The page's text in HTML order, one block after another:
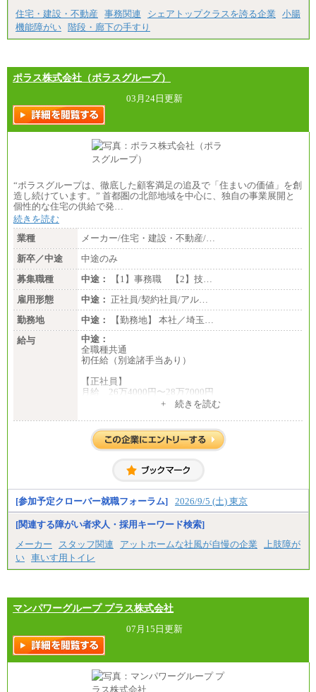
住宅・建設・不動産
事務関連 シェアトップクラスを誇る企業
小腸
機能障がい 階段・廊下の手すり
ポラス株式会社（ポラスグループ）
03月24日更新
“ポラスグループは、徹底した顧客満足の追及で「住まいの価値」を創
造し続けています。” 首都圏の北部地域を中心に、独自の事業展開と
個性的な住宅の供給で発…
続きを読む
業種
メーカー/住宅・建設・不動産/…
新卒／中途
中途のみ
募集職種
中途：
【1】事務職 【2】技…
雇用形態
中途： 正社員/契約社員/アル…
勤務地
中途：
【勤務地】 本社／埼玉…
給与
中途：
全職種共通
初任給（別途諸手当あり）
【正社員】
月給 26万4000円〜28万7000円
月給 21万6300円〜27万1200円
【アルバイト・パート・時給制】
神奈川/1,390円～、静岡/1,240円～、滋賀/1,220円
～、
愛知/1,290円～
※正社員・契約社員登用制度あり
※上記給与をベースにスキル・経験に応じて、決定
します。
※試用期間中も給与に変更はございません
+ 続きを読む
[参加予定クローバー就職フォーラム] 2026/9/5 (土) 東京
[関連する障がい者求人・採用キーワード検索]
メーカー
スタッフ関連 アットホームな社風が自慢の企業
上肢障が
い 車いす用トイレ
マンパワーグループ プラス株式会社
07月15日更新